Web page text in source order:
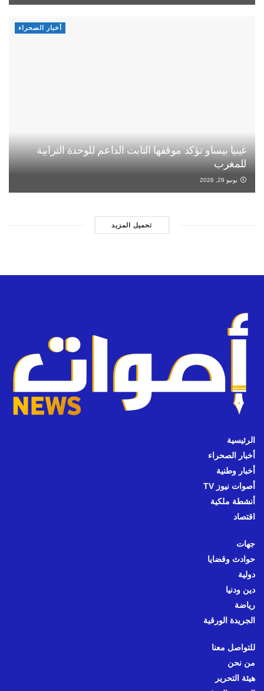
أخبار الصحراء
غينيا بيساو تؤكد موقفها الثابت الداعم للوحدة الترابية
للمغرب
يونيو 29, 2026
تحميل المزيد
الرئيسية
أخبار الصحراء
أخبار وطنية
أصوات نيوز TV
أنشطة ملكية
اقتصاد
جهات
حوادث وقضايا
دولية
دين ودنيا
رياضة
الجريدة الورقية
للتواصل معنا
من نحن
هيئة التحرير